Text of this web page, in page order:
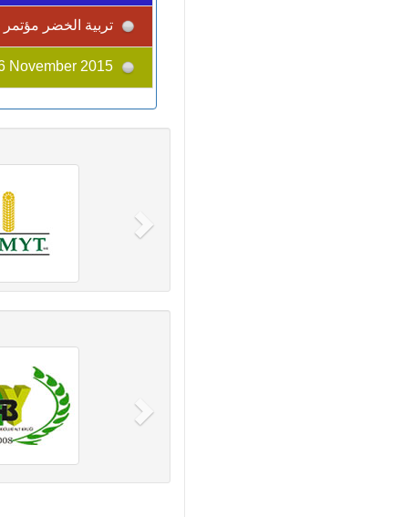
تربية الخضر